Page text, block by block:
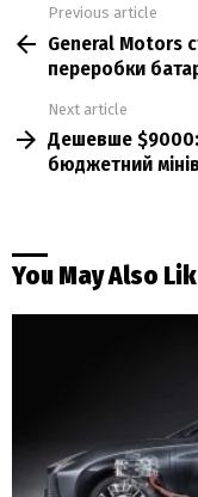
more
Previous article
General Motors
переробки
Next article
Дешевше $9000:
бюджетний
You May Also